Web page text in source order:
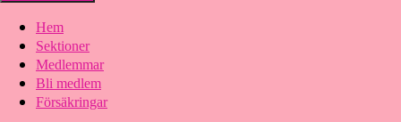
Hem
Sektioner
Medlemmar
Bli medlem
Försäkringar